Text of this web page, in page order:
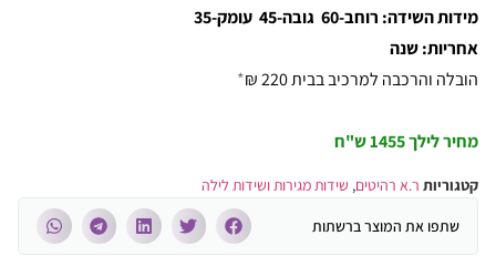
מידות השידה: רוחב-60 גובה-45 עומק-35
אחריות: שנה
הובלה והרכבה למרכיב בבית 220 ₪
*
מחיר לילך1455 ש"ח
קטגוריות ר.א רהיטים, שידות מגירות ושידות לילה
שתפו את המוצר ברשתות